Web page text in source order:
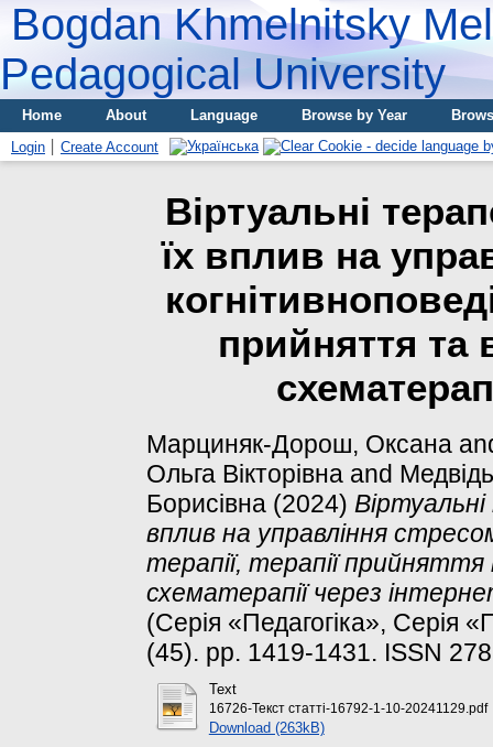
Bogdan Khmelnitsky
Pedagogical University
Home About Language Browse by Year
Login
Create Account
Віртуальні
їх вплив на
прийняття та
Марциняк-Дорош, Оксана
Ольга Вікторівна and
Борисівна (2024)
вплив на управління
терапії, терапії
схематерапії через
(Серія «Педагогіка», Серія
(45). pp. 1419-1431. ISSN
Text
16726-Текст статті-16792-1-10-20241129.pdf
Download (263kB)